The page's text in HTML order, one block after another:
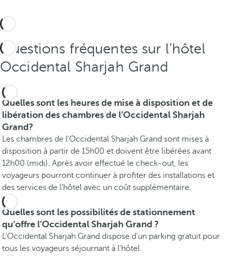
Questions fréquentes sur l’hôtel
Occidental Sharjah Grand
Quelles sont les heures de mise à disposition et de
libération des chambres de l’Occidental Sharjah
Grand?
Les chambres de l'Occidental Sharjah Grand sont mises à
disposition à partir de 15h00 et doivent être libérées avant
12h00 (midi). Après avoir effectué le check-out, les
voyageurs pourront continuer à profiter des installations et
des services de l'hôtel avec un coût supplémentaire.
Quelles sont les possibilités de stationnement
qu’offre l’Occidental Sharjah Grand ?
L'Occidental Sharjah Grand dispose d'un parking gratuit pour
tous les voyageurs séjournant à l'hôtel.